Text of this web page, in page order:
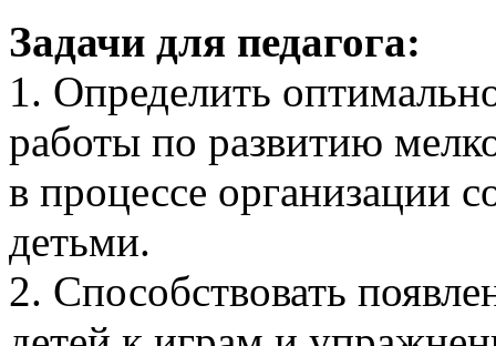
Задачи для педагога:
1. Определить
работы по развитию
в процессе организации
детьми.
2. Способствовать